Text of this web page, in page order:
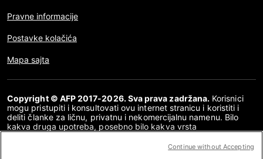
Pravne informacije
Postavke kolačića
Mapa sajta
Copyright © AFP 2017-2026. Sva prava zadržana. Korisnici
mogu pristupiti i konsultovati ovu internet stranicu i koristiti i
deliti članke za ličnu, privatnu i nekomercijalnu namenu. Bilo
kakva druga upotreba, posebno bilo kakva vrsta
internet stranice, u celosti ili delimično, za bilo koju drugu
Continue without Accepting